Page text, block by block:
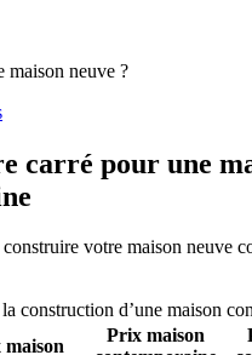
maison neuve ?
carré pour une
votre maison neuve
construction d’une maison
Prix maison